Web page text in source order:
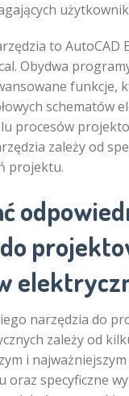
to AutoCAD
Obydwa
funkcje,
schematów
procesów
zależy od
projektu.
narzędzia do
zależy od
i
oraz specyficzne